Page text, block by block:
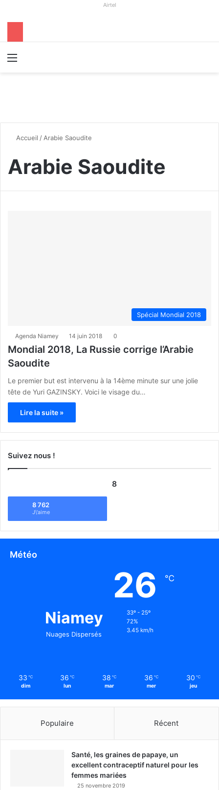
Airtel
Accueil /Arabie Saoudite
Arabie Saoudite
Spécial Mondial 2018
Agenda Niamey 14 juin 2018 0
Mondial 2018, La Russie corrige l’Arabie
Saoudite
Le premier but est intervenu à la 14ème minute sur une jolie
tête de Yuri GAZINSKY. Voici le visage du…
Lire la suite »
Suivez nous !
8
8 762
J\'aime
Météo
Niamey
Nuages Dispersés
26 ℃
33º - 25º
72%
3.45 km/h
33 ℃
dim
36 ℃
lun
38 ℃
mar
36 ℃
mer
30 ℃
jeu
Populaire Récent
Santé, les graines de papaye, un
excellent contraceptif naturel pour les
femmes mariées
25 novembre 2019